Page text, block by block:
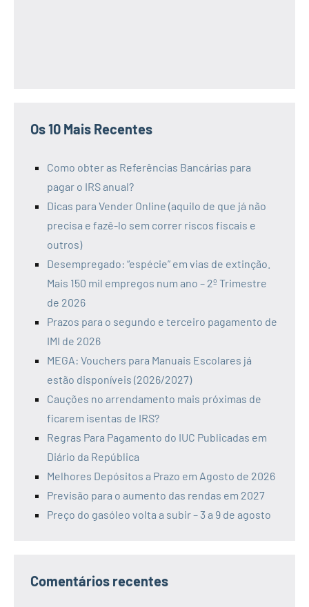
Os 10 Mais Recentes
Como obter as Referências Bancárias para
pagar o IRS anual?
Dicas para Vender Online (aquilo de que já não
precisa e fazê-lo sem correr riscos fiscais e
outros)
Desempregado: “espécie” em vias de extinção.
Mais 150 mil empregos num ano – 2º Trimestre
de 2026
Prazos para o segundo e terceiro pagamento de
IMI de 2026
MEGA: Vouchers para Manuais Escolares já
estão disponíveis (2026/2027)
Cauções no arrendamento mais próximas de
ficarem isentas de IRS?
Regras Para Pagamento do IUC Publicadas em
Diário da República
Melhores Depósitos a Prazo em Agosto de 2026
Previsão para o aumento das rendas em 2027
Preço do gasóleo volta a subir – 3 a 9 de agosto
Comentários recentes